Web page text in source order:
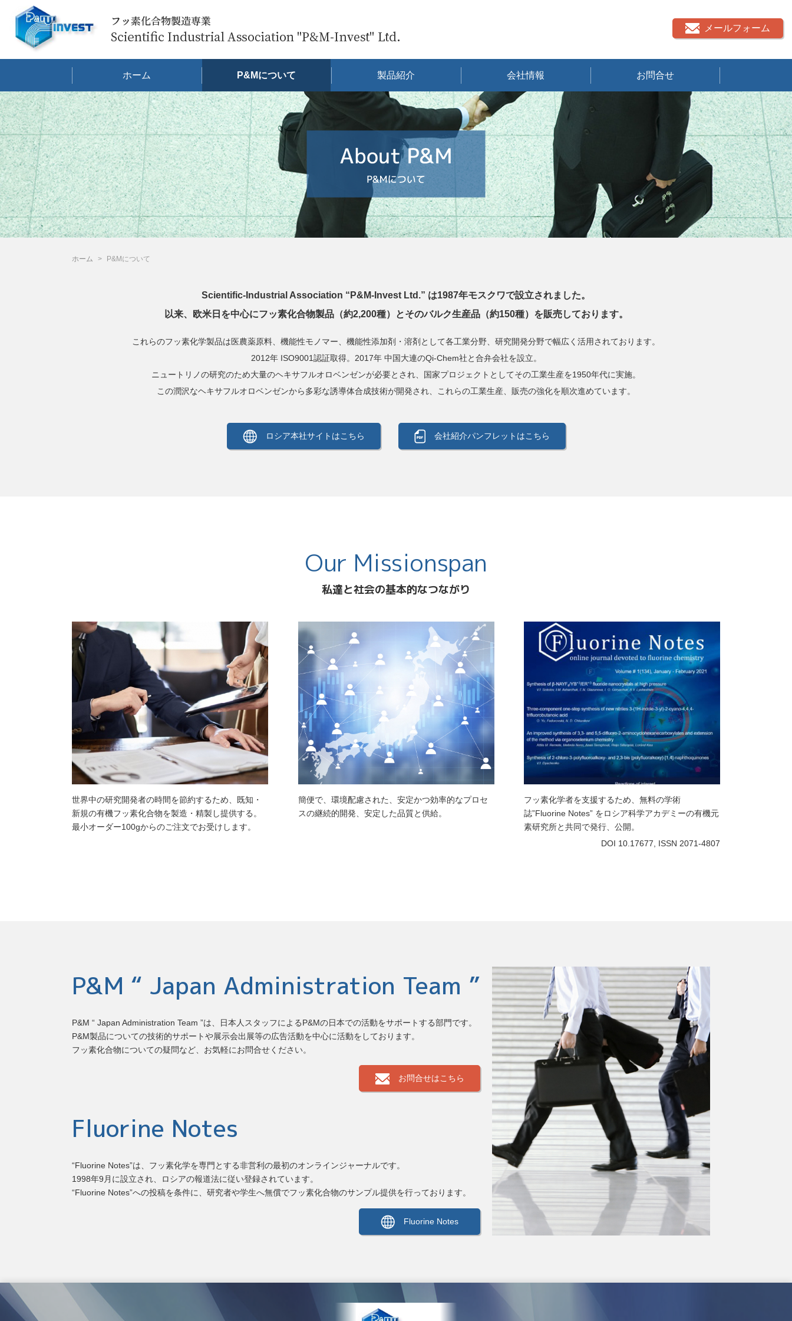
メールフォーム
ホーム P&Mについて 製品紹介
今月の製品情報
得意技術
会社情報 お問合せ
ホーム P&Mについて
Scientific-Industrial Association “P&M-Invest Ltd.” は1987年モスクワで設立されました。
以来、欧米日を中心にフッ素化合物製品（約2,200種）とそのバルク生産品（約150種）を販売しております。
これらのフッ素化学製品は医農薬原料、機能性モノマー、機能性添加剤・溶剤として各工業分野、研究開発分野で幅広く活用されております。
2012年 ISO9001認証取得。2017年 中国大連のQi-Chem社と合弁会社を設立。
ニュートリノの研究のため大量のヘキサフルオロベンゼンが必要とされ、国家プロジェクトとしてその工業生産を1950年代に実施。
この潤沢なヘキサフルオロベンゼンから多彩な誘導体合成技術が開発され、これらの工業生産、販売の強化を順次進めています。
ロシア本社サイトはこちら 会社紹介パンフレットはこちら
Our Missionspan
私達と社会の基本的なつながり
世界中の研究開発者の時間を節約するため、既知・
新規の有機フッ素化合物を製造・精製し提供する。
最小オーダー100gからのご注文でお受けします。
簡便で、環境配慮された、安定かつ効率的なプロセ
スの継続的開発、安定した品質と供給。
フッ素化学者を支援するため、無料の学術
誌”Fluorine Notes” をロシア科学アカデミーの有機元
素研究所と共同で発行、公開。
DOI 10.17677, ISSN 2071-4807
P&M “ Japan Administration Team ”
P&M “ Japan Administration Team ”は、日本人スタッフによるP&Mの日本での活動をサポートする部門です。
P&M製品についての技術的サポートや展示会出展等の広告活動を中心に活動をしております。
フッ素化合物についての疑問など、お気軽にお問合せください。
お問合せはこちら
Fluorine Notes
“Fluorine Notes”は、フッ素化学を専門とする非営利の最初のオンラインジャーナルです。
1998年9月に設立され、ロシアの報道法に従い登録されています。
“Fluorine Notes”への投稿を条件に、研究者や学生へ無償でフッ素化合物のサンプル提供を行っております。
Fluorine Notes